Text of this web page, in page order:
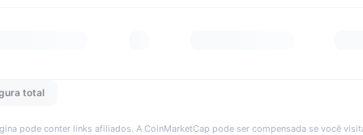
total
pode conter links afiliados. A CoinMarketCap pode ser compensada se você